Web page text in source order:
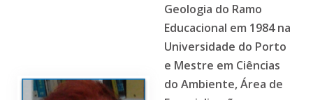
Geologia do Ramo
Educacional em 1984 na
Universidade do Porto
e Mestre em Ciências
do Ambiente, Área de